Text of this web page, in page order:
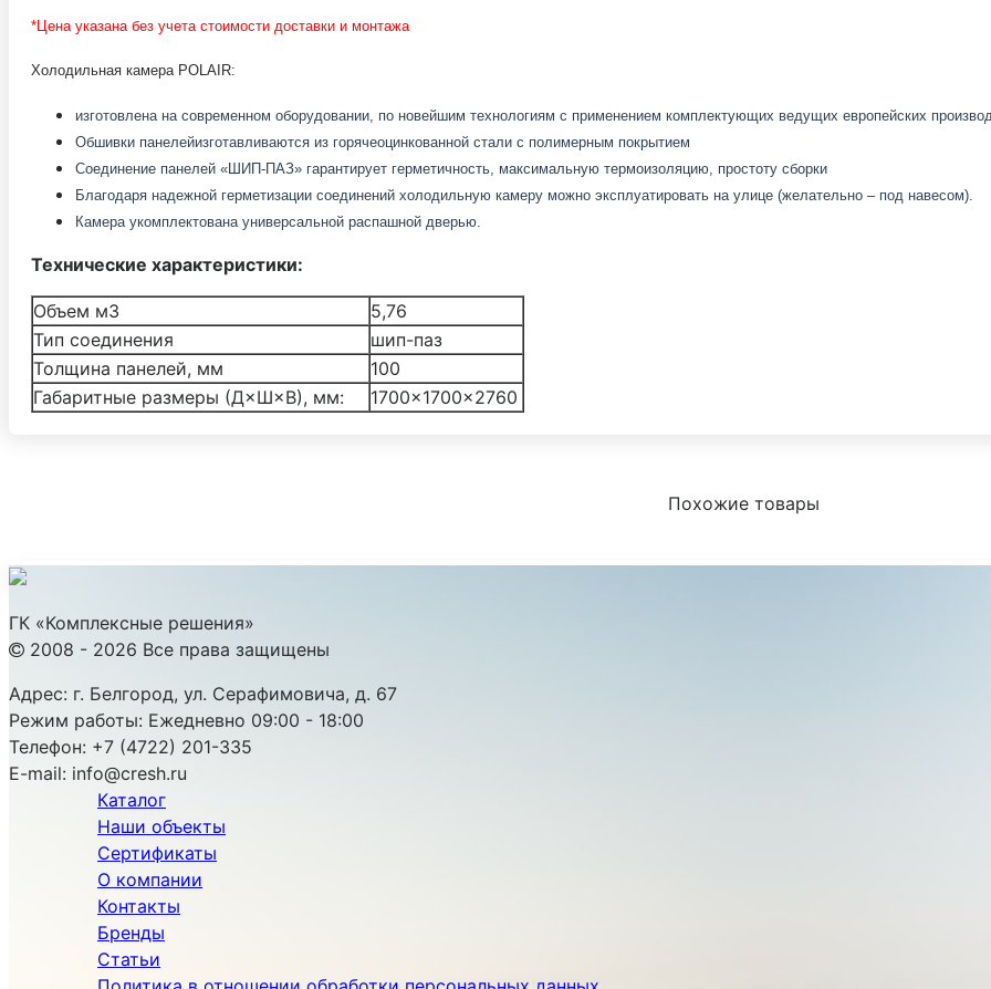
*Цена указана без учета стоимости доставки и монтажа
Холодильная камера POLAIR:
изготовлена на современном оборудовании, по новейшим технологиям с применением комплектующих ведущих европейских
Обшивки панелейизготавливаются из горячеоцинкованной стали с полимерным покрытием
Соединение панелей «ШИП-ПАЗ» гарантирует герметичность, максимальную термоизоляцию, простоту сборки
Благодаря надежной герметизации соединений холодильную камеру можно эксплуатировать на улице (желательно – под навесом).
Камера укомплектована универсальной распашной дверью.
Технические характеристики:
Объем м3
5,76
Тип соединения
шип-паз
Толщина панелей, мм
100
Габаритные размеры (Д×Ш×В), мм:
1700×1700×2760
Похожие товары
ГК «Комплексные решения»
2008 - 2026 Все права защищены
Адрес: г. Белгород, ул. Серафимовича, д. 67
Режим работы: Ежедневно 09:00 - 18:00
Телефон: +7 (4722) 201-335
E-mail: info@cresh.ru
Каталог
Наши объекты
Сертификаты
О компании
Контакты
Бренды
Статьи